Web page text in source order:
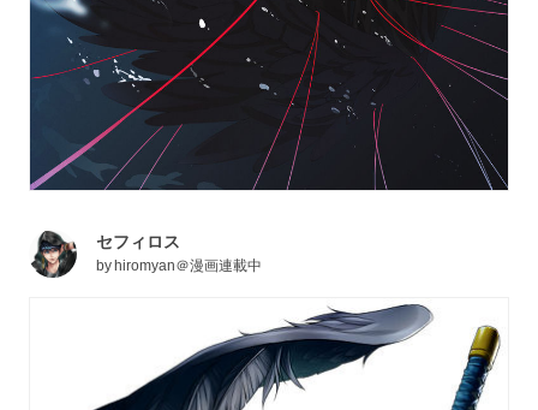
セフィロス
by hiromyan＠漫画連載中